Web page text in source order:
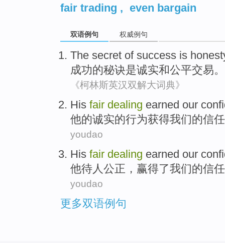
fair trading , even bargain
双语例句 权威例句
The secret of success is
成功的秘诀是诚实和公平交易。
《柯林斯英汉双解大词典》
His fair dealing earned our
他的诚实的行为获得我们的信任
youdao
His fair dealing earned our
他待人 公正 ， 赢得了我们的信
youdao
更多双语例句